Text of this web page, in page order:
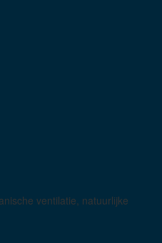
ventilatie, natuurlijke